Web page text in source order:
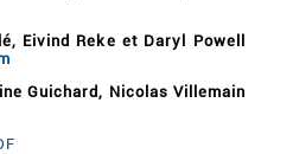
Eivind Reke et Daryl Powell
Guichard, Nicolas Villemain